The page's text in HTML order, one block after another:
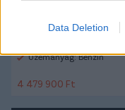
Data Deletion
Üzemanyag: Benzin
4 479 900 Ft